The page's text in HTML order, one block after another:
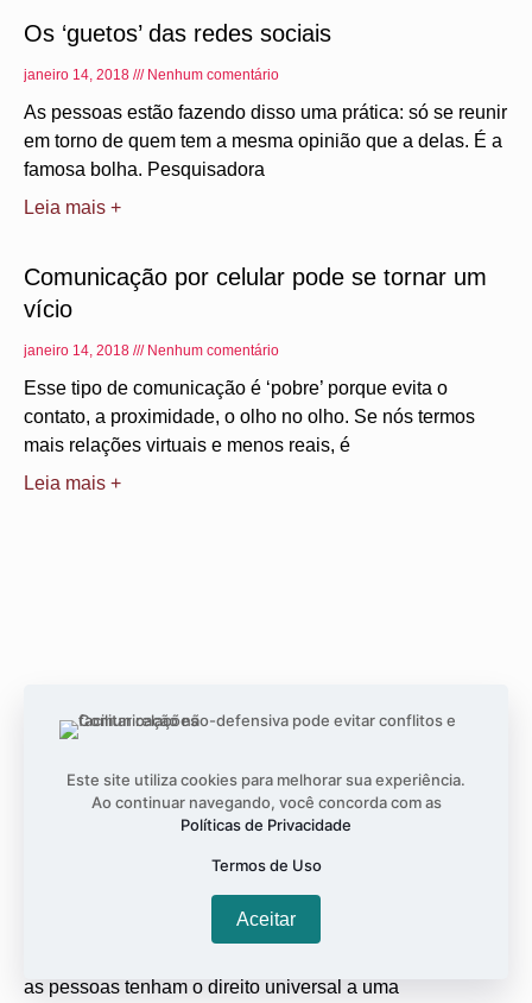
Os ‘guetos’ das redes sociais
janeiro 14, 2018 Nenhum comentário
As pessoas estão fazendo disso uma prática: só se reunir
em torno de quem tem a mesma opinião que a delas. É a
famosa bolha. Pesquisadora
Leia mais +
Comunicação por celular pode se tornar um
vício
janeiro 14, 2018 Nenhum comentário
Esse tipo de comunicação é ‘pobre’ porque evita o
contato, a proximidade, o olho no olho. Se nós termos
mais relações virtuais e menos reais, é
Leia mais +
O ponto de encontro entre a fonoaudiologia e
Nenhum comentário
O congresso de fonoaudiologia deste ano, em Curitiba,
as pessoas tenham o direito universal a uma
Este site utiliza cookies para melhorar sua experiência.
Ao continuar navegando, você concorda com as
Políticas de Privacidade
Termos de Uso
Aceitar